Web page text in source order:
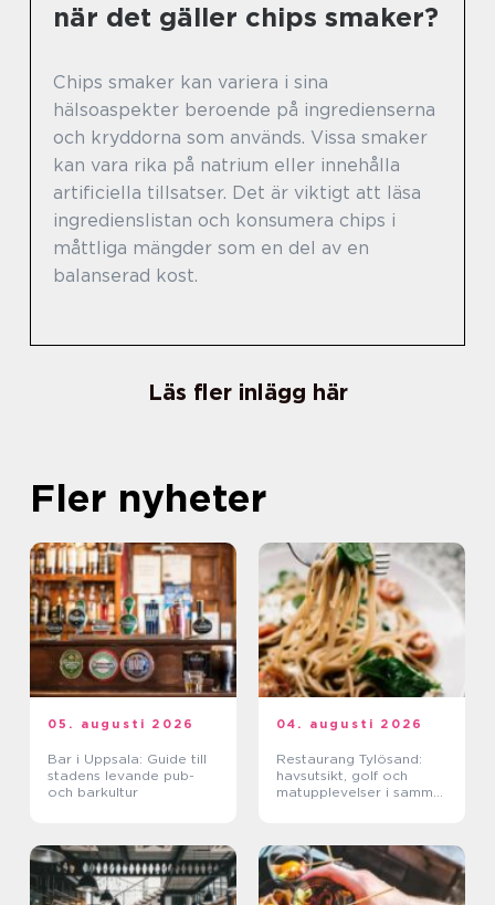
när det gäller chips smaker?
Chips smaker kan variera i sina
hälsoaspekter beroende på ingredienserna
och kryddorna som används. Vissa smaker
kan vara rika på natrium eller innehålla
artificiella tillsatser. Det är viktigt att läsa
ingredienslistan och konsumera chips i
måttliga mängder som en del av en
balanserad kost.
Läs fler inlägg här
Fler nyheter
05. augusti 2026
Bar i Uppsala: Guide till
stadens levande pub-
och barkultur
04. augusti 2026
Restaurang Tylösand:
havsutsikt, golf och
matupplevelser i samma